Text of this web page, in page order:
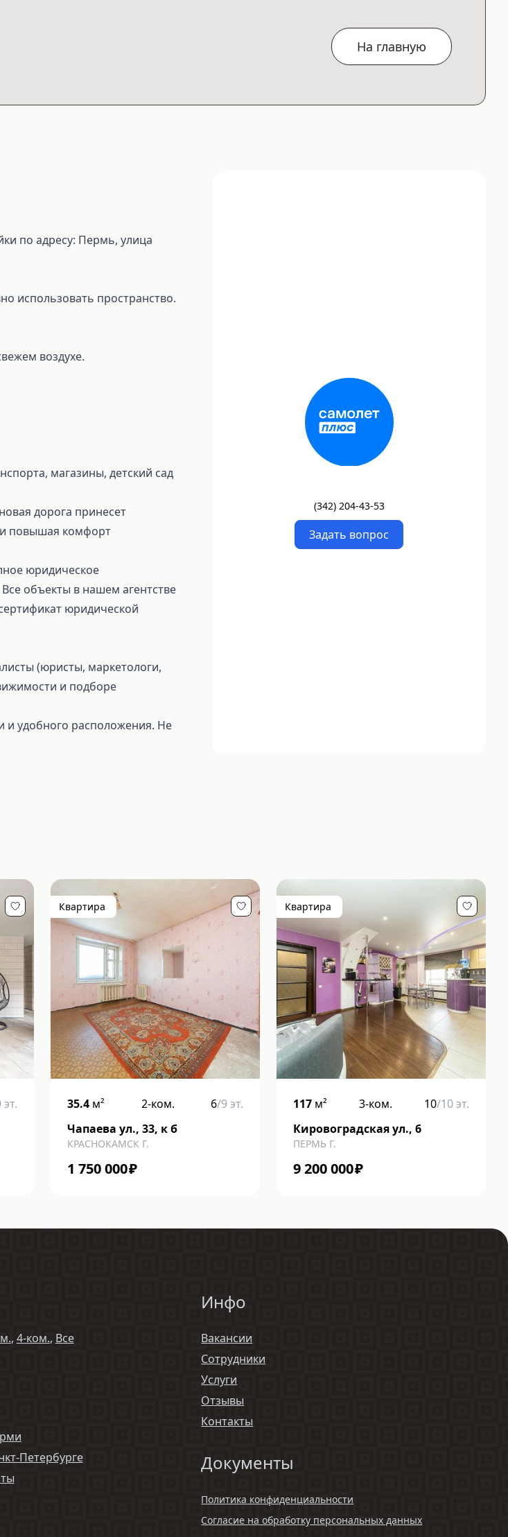
На главную
по адресу: Пермь, улица
использовать пространство.
воздухе.
магазины, детский сад
дорога принесет
повышая комфорт
юридическое
объекты в нашем агентстве
юридической
(юристы, маркетологи,
и подборе
и удобного расположения. Не
(342) 204-43-53
Задать вопрос
эт.
Квартира
35.4 м² 2-ком. 6/9эт.
Чапаева ул., 33, к б
КРАСНОКАМСК Г.
1 750 000₽
Квартира
117 м² 3-ком. 10/10эт.
Кировоградская ул., 6
ПЕРМЬ Г.
9 200 000₽
, 4-ком., Все
Петербурге
Инфо
Вакансии
Сотрудники
Услуги
Отзывы
Контакты
Документы
Политика конфиденциальности
Согласие на обработку персональных данных